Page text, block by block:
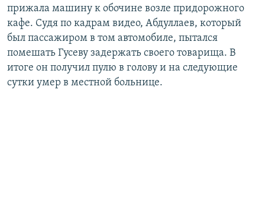
прижала машину к обочине возле придорожного
кафе. Судя по кадрам видео, Абдуллаев, который
был пассажиром в том автомобиле, пытался
помешать Гусеву задержать своего товарища. В
итоге он получил пулю в голову и на следующие
сутки умер в местной больнице.